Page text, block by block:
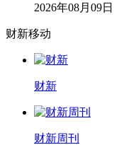
2026年08月09日
财新移动
财新
财新周刊